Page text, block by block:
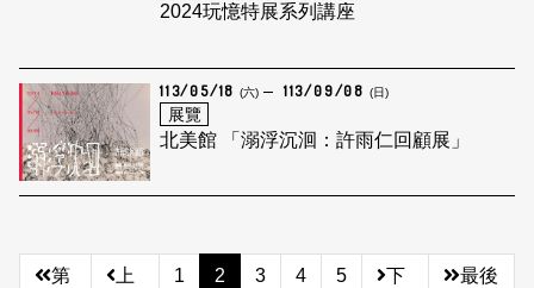
2024玩憶特展系列講座
113/05/18 (六) 113/09/08 (日)
展覽
北美館 「溺浮沉洄：許雨仁回顧展」
第
上
1 2 3 4 5
下
最後